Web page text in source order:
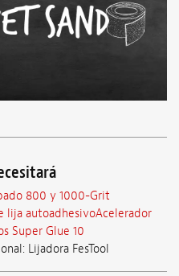
800 y 1000-Grit
lija autoadhesivoAcelerador
Super Glue 10
Lijadora FesTool